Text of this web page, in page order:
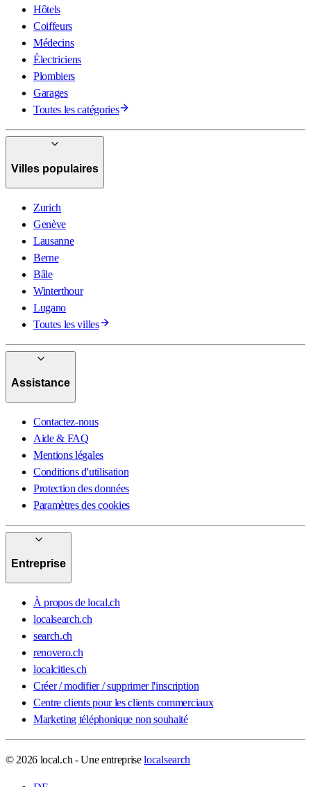
Hôtels
Coiffeurs
Médecins
Électriciens
Plombiers
Garages
Toutes les catégories
Villes populaires
Zurich
Genève
Lausanne
Berne
Bâle
Winterthour
Lugano
Toutes les villes
Assistance
Contactez-nous
Aide & FAQ
Mentions légales
Conditions d'utilisation
Protection des données
Paramètres des cookies
Entreprise
À propos de local.ch
localsearch.ch
search.ch
renovero.ch
localcities.ch
Créer / modifier / supprimer l'inscription
Centre clients pour les clients commerciaux
Marketing téléphonique non souhaité
© 2026 local.ch - Une entrepriselocalsearch